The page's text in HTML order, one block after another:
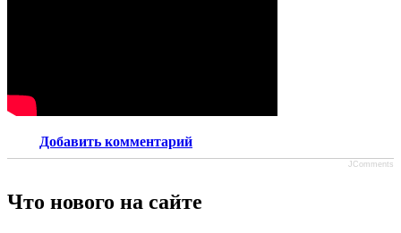
Добавить комментарий
JComments
Что нового на сайте